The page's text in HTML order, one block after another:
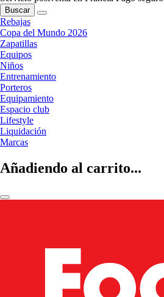
Buscar
Rebajas
Copa del Mundo 2026
Zapatillas
Equipos
Niños
Entrenamiento
Porteros
Equipamiento
Espacio club
Lifestyle
Liquidación
Marcas
Añadiendo al carrito...